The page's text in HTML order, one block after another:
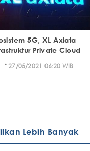
5G, XL Axiata
Private Cloud
· 27/05/2021 06:20 WIB
Lebih Banyak